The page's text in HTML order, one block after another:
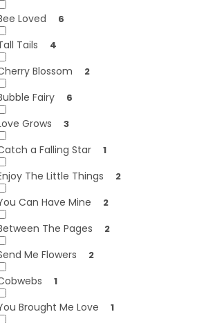
Loved 6
Tails 4
Blossom 2
Fairy 6
Grows 3
a Falling Star 1
The Little Things 2
Can Have Mine 2
The Pages 2
Me Flowers 2
1
Brought Me Love 1